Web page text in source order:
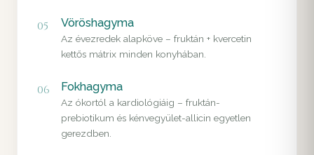
05 Vöröshagyma
Az évezredek alapköve – fruktán + kvercetin
kettős mátrix minden konyhában.
06 Fokhagyma
Az ókortól a kardiológiáig – fruktán-
prebiotikum és kénvegyület-allicin egyetlen
gerezdben.